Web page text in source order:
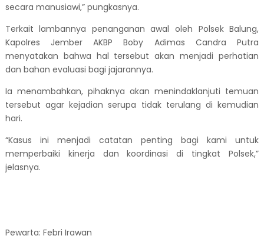
secara manusiawi,” pungkasnya.
Terkait lambannya penanganan awal oleh Polsek Balung,
Kapolres Jember AKBP Boby Adimas Candra Putra
menyatakan bahwa hal tersebut akan menjadi perhatian
dan bahan evaluasi bagi jajarannya.
Ia menambahkan, pihaknya akan menindaklanjuti temuan
tersebut agar kejadian serupa tidak terulang di kemudian
hari.
“Kasus ini menjadi catatan penting bagi kami untuk
memperbaiki kinerja dan koordinasi di tingkat Polsek,”
jelasnya.
Pewarta: Febri Irawan